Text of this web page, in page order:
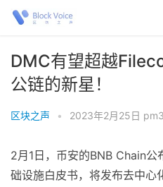
DMC有望超越
公链的新星！
区块之声 • 2023年2月25日
2月1日，币安的BNB Chain
础设施白皮书，将发布去中心